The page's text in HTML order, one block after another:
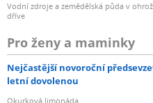
Vodní zdroje a zemědělská půda v
dříve
Pro ženy a maminky
Nejčastější novoroční
letní dovolenou
Okurková limonáda